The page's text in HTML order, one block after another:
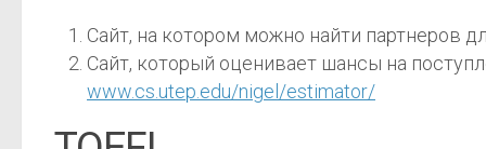
Сайт, на котором можно найти партнеров
Сайт, который оценивает шансы на
www.cs.utep.edu/nigel/estimator/